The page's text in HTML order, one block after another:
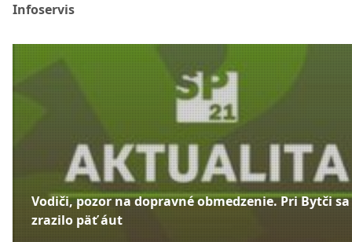
Infoservis
Vodiči, pozor na dopravné obmedzenie. Pri Bytči sa
zrazilo päť áut